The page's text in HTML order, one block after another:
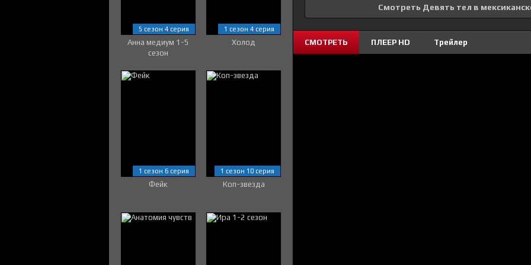
Смотреть Девять тел в
СМОТРЕТЬ ПЛЕЕР HD Трейлер
Анна медиум 1-5
сезон
5 сезон 4 серия
Холод
1 сезон 4 серия
Фейк
1 сезон 6 серия
Коп-звезда
1 сезон 10 серия